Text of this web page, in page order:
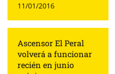
11/01/2016
Ascensor El Peral
volverá a funcionar
recién en junio